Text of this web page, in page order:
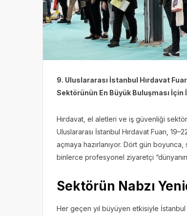
9. Uluslararası İstanbul Hırdavat
Sektörünün En Büyük Buluşması İçin
Hırdavat, el aletleri ve iş güvenliği
Uluslararası İstanbul Hırdavat Fuarı,
açmaya hazırlanıyor. Dört gün
binlerce profesyonel ziyaretçi
Sektörün Nabzı
Her geçen yıl büyüyen etkisiyle İstanbul